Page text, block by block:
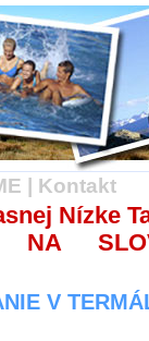
Kontakt
Nízke
NA
V